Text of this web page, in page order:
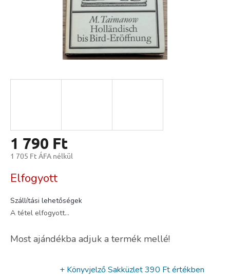
1 790 Ft
1 705 Ft ÁFA nélkül
Elfogyott
Szállítási lehetőségek
A tétel elfogyott…
Most ajándékba adjuk a termék mellé!
+ Könyvjelző Sakküzlet390 Ft értékben